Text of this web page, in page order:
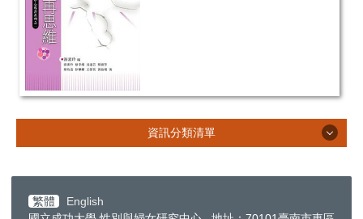
資訊分類清單
資訊分類清單
繁體
English